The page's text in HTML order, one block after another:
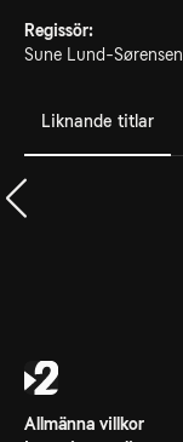
Regissör:
Sune Lund-Sørensen
Liknande titlar
Allmänna villkor